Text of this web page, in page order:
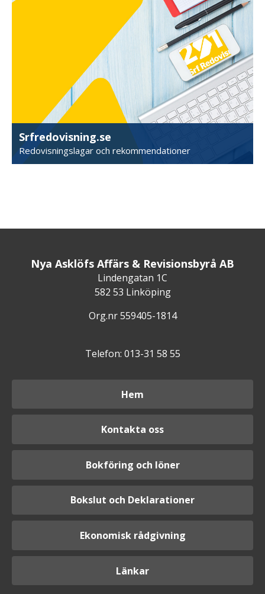
Srfredovisning.se
Redovisningslagar och rekommendationer
Nya Asklöfs Affärs & Revisionsbyrå AB
Lindengatan 1C
582 53 Linköping
Org.nr 559405-1814
Telefon: 013-31 58 55
Hem
Kontakta oss
Bokföring och löner
Bokslut och Deklarationer
Ekonomisk rådgivning
Länkar